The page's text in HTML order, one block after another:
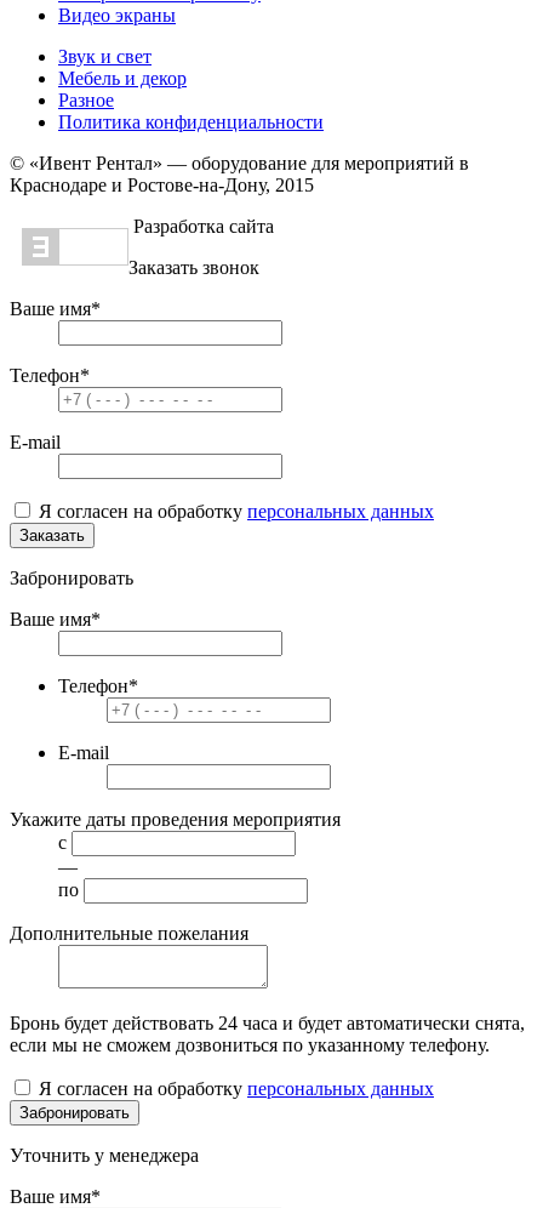
Видео экраны
Звук и свет
Мебель и декор
Разное
Политика конфиденциальности
© «Ивент Рентал» — оборудование для мероприятий в
Краснодаре и Ростове-на-Дону, 2015
Разработка сайта
Заказать звонок
Ваше имя*
Телефон*
E-mail
Я согласен на обработку персональных данных
Заказать
Забронировать
Ваше имя*
Телефон*
E-mail
Укажите даты проведения мероприятия
с
—
по
Дополнительные пожелания
Бронь будет действовать 24 часа и будет автоматически снята,
если мы не сможем дозвониться по указанному телефону.
Я согласен на обработку персональных данных
Забронировать
Уточнить у менеджера
Ваше имя*